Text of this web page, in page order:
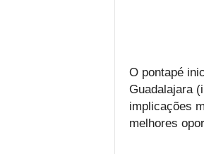
O pontapé
Guadalajara
implicações
melhores